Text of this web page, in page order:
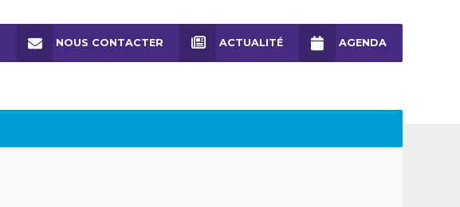
NOUS CONTACTER ACTUALITÉ AGENDA